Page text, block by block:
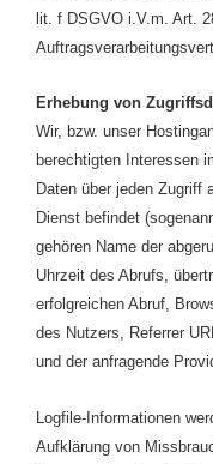
lit. f DSGVO i.V.m. Art.
Erhebung von
Wir, bzw. unser
berechtigten Interessen
Daten über jeden Zugriff
Dienst befindet
gehören Name der
Uhrzeit des Abrufs,
erfolgreichen Abruf,
des Nutzers, Referrer
und der anfragende
Logfile-Informationen
Aufklärung von